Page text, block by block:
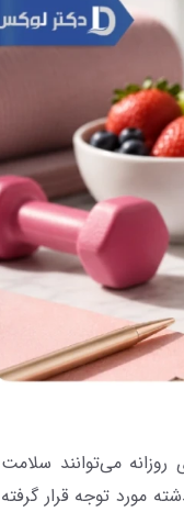
می‌توانند سلامت
مورد توجه قرار گرفته